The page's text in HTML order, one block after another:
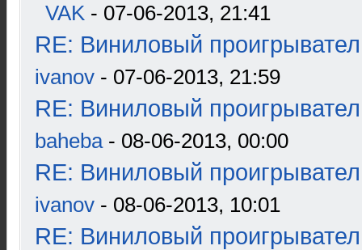
VAK - 07-06-2013, 21:41
RE: Виниловый
ivanov - 07-06-2013, 21:59
RE: Виниловый
baheba- 08-06-2013, 00:00
RE: Виниловый
ivanov - 08-06-2013, 10:01
RE: Виниловый